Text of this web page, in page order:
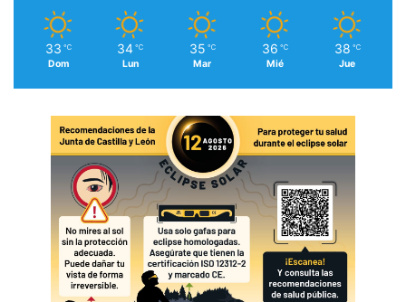
33 ℃
Dom
34 ℃
Lun
35 ℃
Mar
36 ℃
Mié
38 ℃
Jue